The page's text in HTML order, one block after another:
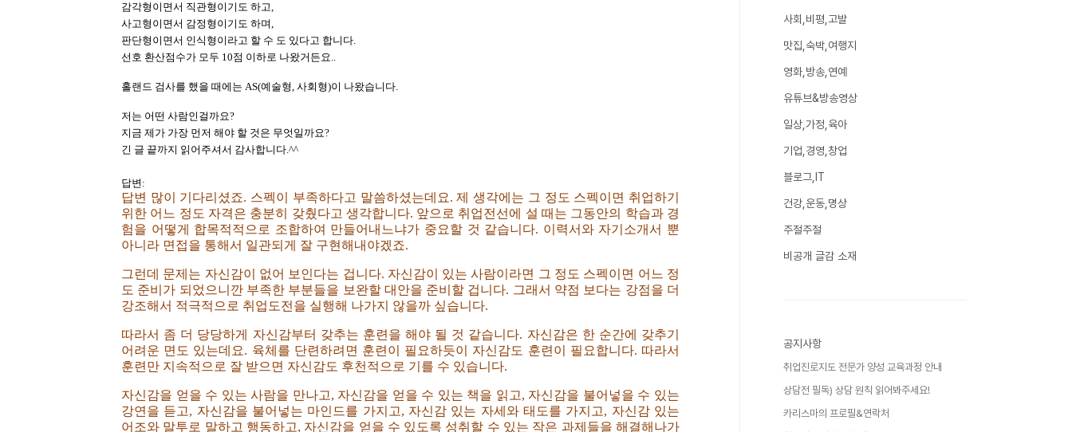
감각형이면서 직관형이기도 하고,
사고형이면서 감정형이기도 하며,
판단형이면서 인식형이라고 할 수 도 있다고 합니다.
선호 환산점수가 모두 10점 이하로 나왔거든요..
홀랜드 검사를 했을 때에는 AS(예술형, 사회형)이 나왔습니다.
저는 어떤 사람인걸까요?
지금 제가 가장 먼저 해야 할 것은 무엇일까요?
긴 글 끝까지 읽어주셔서 감사합니다.^^
답변:
답변 많이 기다리셨죠. 스펙이 부족하다고 말씀하셨는데요. 제 생각에는 그 정도 스펙이면 취업하기
위한 어느 정도 자격은 충분히 갖췄다고 생각합니다. 앞으로 취업전선에 설 때는 그동안의 학습과 경
험을 어떻게 합목적적으로 조합하여 만들어내느냐가 중요할 것 같습니다. 이력서와 자기소개서 뿐
아니라 면접을 통해서 일관되게 잘 구현해내야겠죠.
그런데 문제는 자신감이 없어 보인다는 겁니다. 자신감이 있는 사람이라면 그 정도 스펙이면 어느 정
도 준비가 되었으니깐 부족한 부분들을 보완할 대안을 준비할 겁니다. 그래서 약점 보다는 강점을 더
강조해서 적극적으로 취업도전을 실행해 나가지 않을까 싶습니다.
따라서 좀 더 당당하게 자신감부터 갖추는 훈련을 해야 될 것 같습니다. 자신감은 한 순간에 갖추기
어려운 면도 있는데요. 육체를 단련하려면 훈련이 필요하듯이 자신감도 훈련이 필요합니다. 따라서
훈련만 지속적으로 잘 받으면 자신감도 후천적으로 기를 수 있습니다.
자신감을 얻을 수 있는 사람을 만나고, 자신감을 얻을 수 있는 책을 읽고, 자신감을 불어넣을 수 있는
강연을 듣고, 자신감을 불어넣는 마인드를 가지고, 자신감 있는 자세와 태도를 가지고, 자신감 있는
어조와 말투로 말하고 행동하고, 자신감을 얻을 수 있도록 성취할 수 있는 작은 과제들을 해결해나가
사회,비평,고발
맛집,숙박,여행지
영화,방송,연예
유튜브&방송영상
일상,가정,육아
기업,경영,창업
블로그,IT
건강,운동,명상
주절주절
비공개 글감 소재
공지사항
취업진로지도 전문가 양성 교육과정 안내
상담전 필독) 상담 원칙 읽어봐주세요!
카리스마의 프로필&연락처